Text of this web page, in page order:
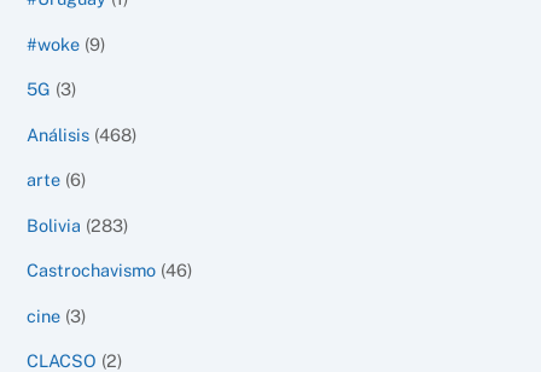
#woke (9)
5G (3)
Análisis (468)
arte (6)
Bolivia (283)
Castrochavismo (46)
cine (3)
CLACSO (2)